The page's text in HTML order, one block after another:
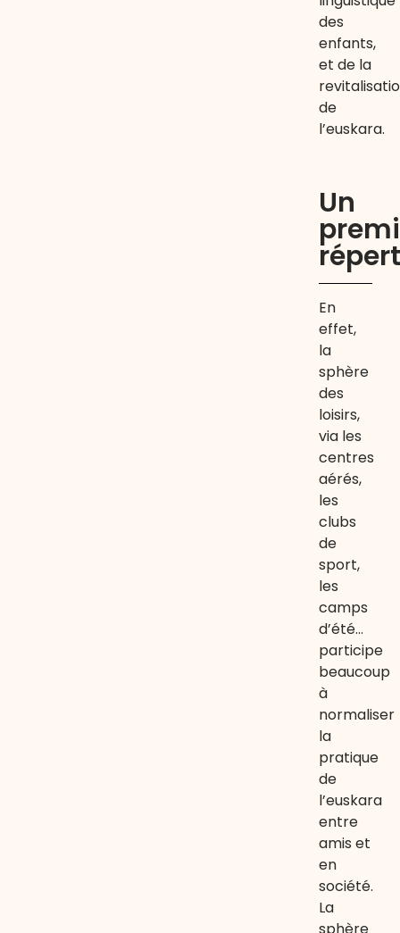
des
enfants,
et de la
de
l’euskara.
Un
En
effet,
la
sphère
des
loisirs,
via les
centres
aérés,
les
clubs
de
sport,
les
camps
d’été…
participe
beaucoup
à
normaliser
la
pratique
de
l’euskara
entre
amis et
en
société.
La
sphère